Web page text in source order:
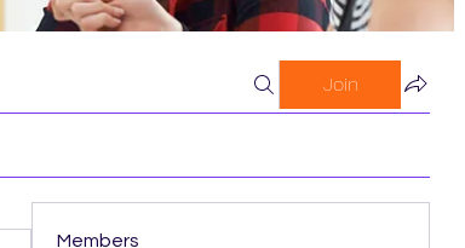
Join
Members